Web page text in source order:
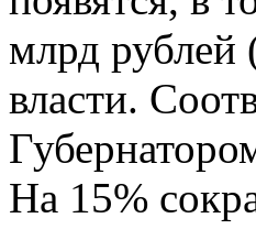
млрд рублей
власти.
На 15%